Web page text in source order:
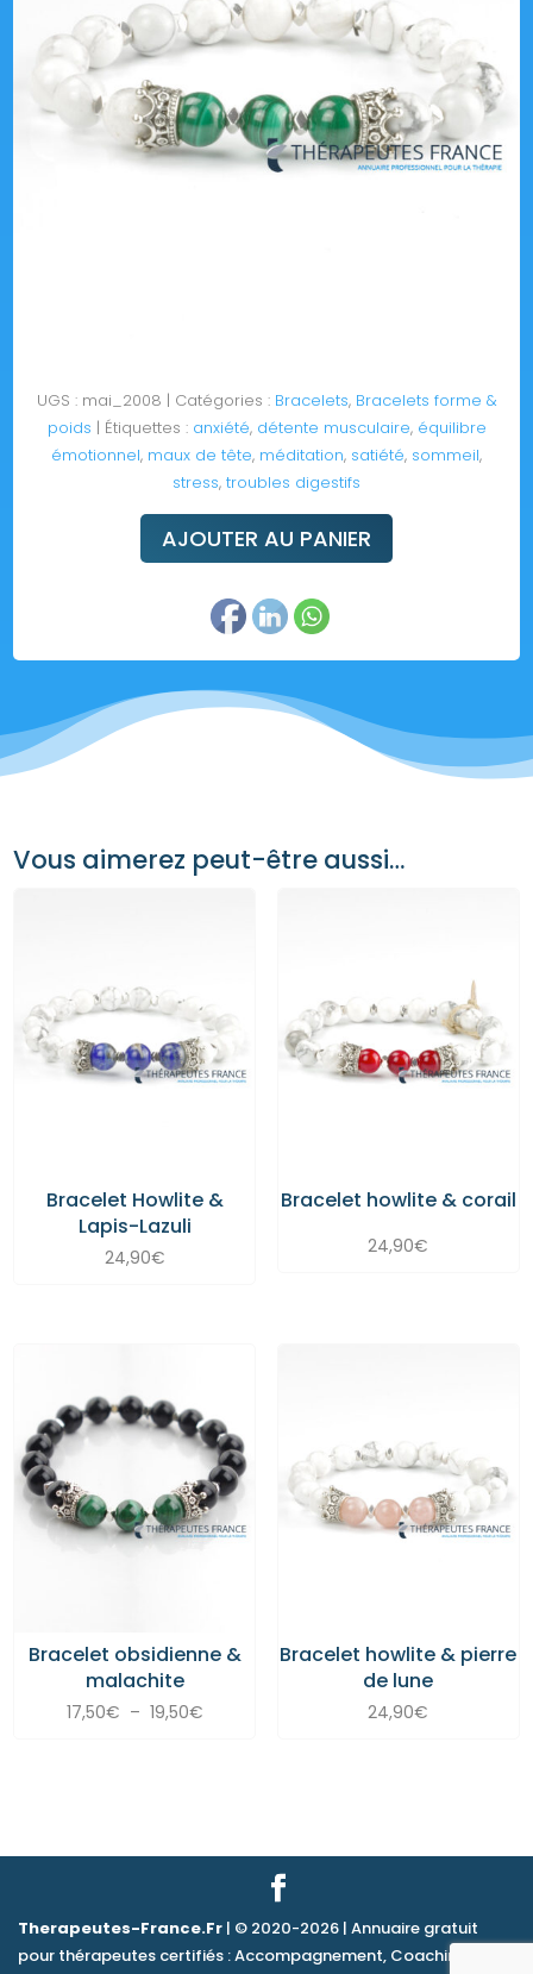
UGS : mai_2008 Catégories : Bracelets, Bracelets forme &
poids
Étiquettes : anxiété, détente musculaire, équilibre
émotionnel, maux de tête, méditation, satiété, sommeil,
stress, troubles digestifs
AJOUTER AU PANIER
Vous aimerez peut-être aussi…
Bracelet Howlite &
Lapis-Lazuli
24,90€
Bracelet howlite & corail
24,90€
Bracelet obsidienne &
malachite
17,50€ – 19,50€Plage
Bracelet howlite & pierre
de lune
24,90€
Therapeutes-France.Fr | © 2020-2026 | Annuaire gratuit
pour thérapeutes certifiés : Accompagnement, Coaching &